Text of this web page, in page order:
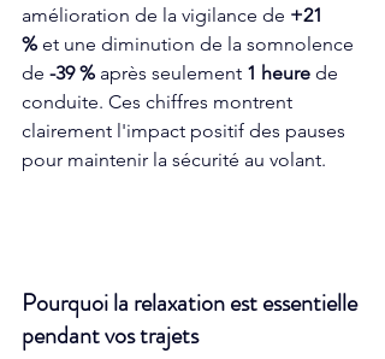
amélioration de la vigilance de +21
% et une diminution de la somnolence
de -39 % après seulement 1 heure de
conduite. Ces chiffres montrent
clairement l'impact positif des pauses
pour maintenir la sécurité au volant.
Pourquoi la relaxation est essentielle
pendant vos trajets